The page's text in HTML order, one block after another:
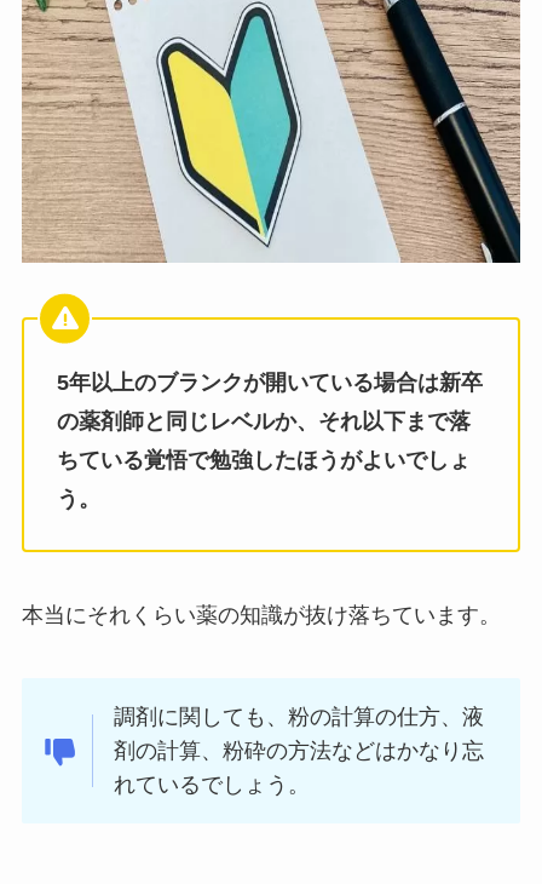
5年以上のブランクが開いている場合は新卒
の薬剤師と同じレベルか、それ以下まで落
ちている覚悟で勉強したほうがよいでしょ
う。
本当にそれくらい薬の知識が抜け落ちています。
調剤に関しても、粉の計算の仕方、液
剤の計算、粉砕の方法などはかなり忘
れているでしょう。